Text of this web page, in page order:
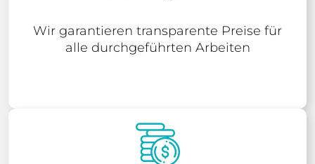
Wir garantieren transparente Preise für
alle durchgeführten Arbeiten